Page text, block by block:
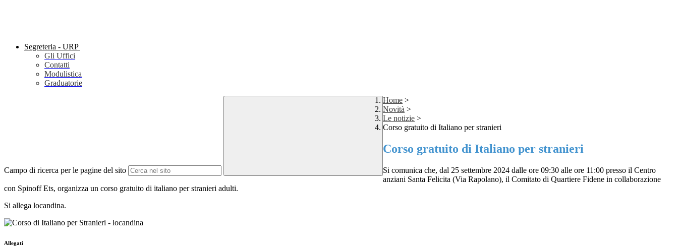
Segreteria - URP
Gli Uffici
Contatti
Modulistica
Graduatorie
Campo di ricerca per le pagine del sito
Home >
Novità >
Le notizie >
Corso gratuito di Italiano per stranieri
Corso gratuito di Italiano per stranieri
Si comunica che, dal 25 settembre 2024 dalle ore 09:30 alle ore 11:00 presso il Centro
anziani Santa Felicita (Via Rapolano), il Comitato di Quartiere Fidene in collaborazione
con Spinoff Ets, organizza un corso gratuito di italiano per stranieri adulti.
Si allega locandina.
Allegati